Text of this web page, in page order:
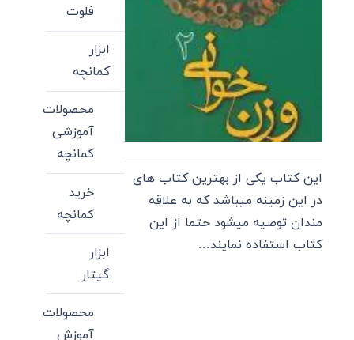
این کتاب یکی از بهترین کتاب های
در این زمینه میباشد که به علاقه
مندان توصیه میشود حتما از این
کتاب استفاده نمایند…
فلوت
ابزار
کمانچه
محصولات
آموزشی
کمانچه
خرید
کمانچه
ابزار
گیتار
محصولات
آموزش